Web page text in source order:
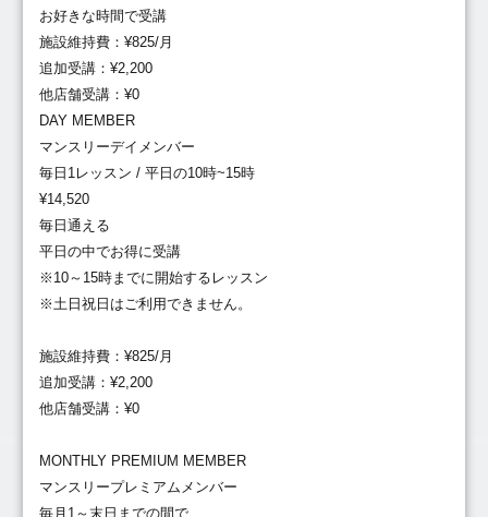
お好きな時間で受講
施設維持費：¥825/月
追加受講：¥2,200
他店舗受講：¥0
DAY MEMBER
マンスリーデイメンバー
毎日1レッスン / 平日の10時~15時
¥14,520
毎日通える
平日の中でお得に受講
※10～15時までに開始するレッスン
※土日祝日はご利用できません。
施設維持費：¥825/月
追加受講：¥2,200
他店舗受講：¥0
MONTHLY PREMIUM MEMBER
マンスリープレミアムメンバー
毎月1～末日までの間で